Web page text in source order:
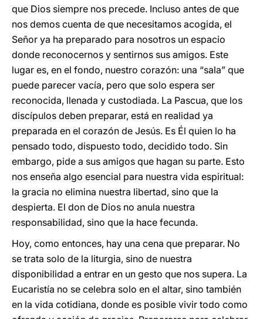
que Dios siempre nos precede. Incluso antes de que
nos demos cuenta de que necesitamos acogida, el
Señor ya ha preparado para nosotros un espacio
donde reconocernos y sentirnos sus amigos. Este
lugar es, en el fondo, nuestro corazón: una “sala” que
puede parecer vacía, pero que solo espera ser
reconocida, llenada y custodiada. La Pascua, que los
discípulos deben preparar, está en realidad ya
preparada en el corazón de Jesús. Es Él quien lo ha
pensado todo, dispuesto todo, decidido todo. Sin
embargo, pide a sus amigos que hagan su parte. Esto
nos enseña algo esencial para nuestra vida espiritual:
la gracia no elimina nuestra libertad, sino que la
despierta. El don de Dios no anula nuestra
responsabilidad, sino que la hace fecunda.
Hoy, como entonces, hay una cena que preparar. No
se trata solo de la liturgia, sino de nuestra
disponibilidad a entrar en un gesto que nos supera. La
Eucaristía no se celebra solo en el altar, sino también
en la vida cotidiana, donde es posible vivir todo como